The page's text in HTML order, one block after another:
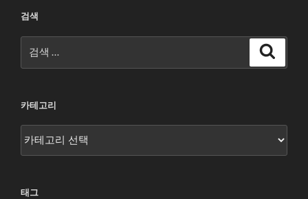
검색
색:
카테고리
태그